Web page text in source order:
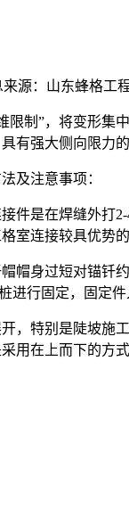
来源：山东蜂格工
限制”，将变形集
有强大侧向限力
及注意事项：
件是在焊缝外打
室连接较具优势
帽身过短对锚钎
行固定，固定
，特别是陡坡施
用在上而下的方